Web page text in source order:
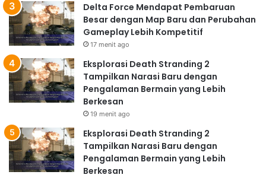
Delta Force Mendapat Pembaruan
Besar dengan Map Baru dan Perubahan
Gameplay Lebih Kompetitif
17 menit ago
Eksplorasi Death Stranding 2
Tampilkan Narasi Baru dengan
Pengalaman Bermain yang Lebih
Berkesan
19 menit ago
Eksplorasi Death Stranding 2
Tampilkan Narasi Baru dengan
Pengalaman Bermain yang Lebih
Berkesan